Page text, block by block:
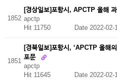
1852
[경상일보]포항시, APCTP 올해
apctp
Hit 11750
Date 2022-02-
1851
[경북일보]포항시, ‘APCTP 올해
포문
apctp
Hit 11645 Date 2022-02-